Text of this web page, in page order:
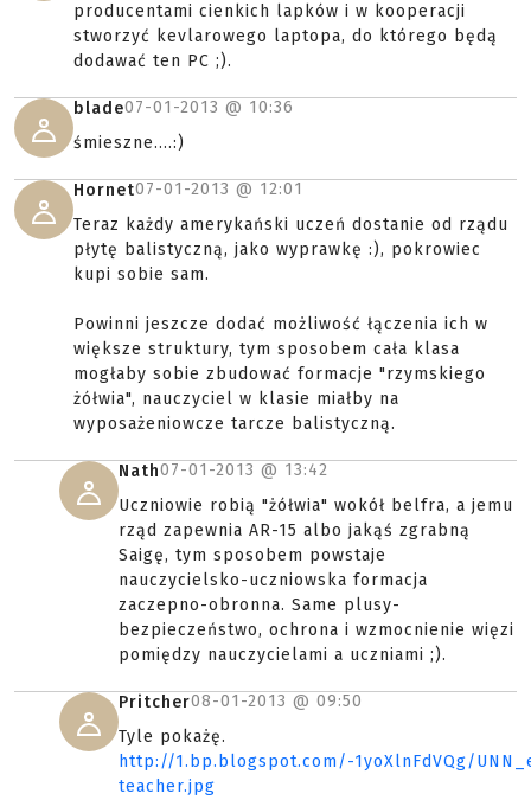
producentami cienkich lapków i w kooperacji
stworzyć kevlarowego laptopa, do którego będą
dodawać ten PC ;).
blade07-01-2013 @ 10:36
śmieszne....:)
Hornet07-01-2013 @ 12:01
Teraz każdy amerykański uczeń dostanie od rządu
płytę balistyczną, jako wyprawkę :), pokrowiec
kupi sobie sam.
Powinni jeszcze dodać możliwość łączenia ich w
większe struktury, tym sposobem cała klasa
mogłaby sobie zbudować formacje "rzymskiego
żółwia", nauczyciel w klasie miałby na
wyposażeniowcze tarcze balistyczną.
Nath07-01-2013 @ 13:42
Uczniowie robią "żółwia" wokół belfra, a jemu
rząd zapewnia AR-15 albo jakąś zgrabną
Saigę, tym sposobem powstaje
nauczycielsko-uczniowska formacja
zaczepno-obronna. Same plusy-
bezpieczeństwo, ochrona i wzmocnienie więzi
pomiędzy nauczycielami a uczniami ;).
Pritcher08-01-2013 @ 09:50
Tyle pokażę.
http://1.bp.blogspot.com/-1yoXlnFdVQg/
teacher.jpg